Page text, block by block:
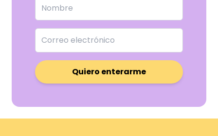
Quiero enterarme